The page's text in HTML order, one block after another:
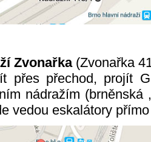
Zvonařka(Zvonařka
přes přechod, projít
nádražím (brněnská
vedou eskalátory